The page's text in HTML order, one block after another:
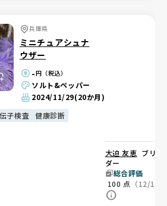
兵庫県
ミニチュアシュナ
ウザー
-円（税込）
ソルト&ペッパー
2024/11/29(20か月)
子検査
健康診断
大迫 友恵 ブリー
ダー
総合評価
100 点 （12/12）